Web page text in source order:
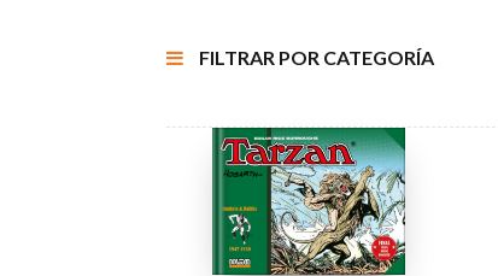
FILTRAR POR CATEGORÍA